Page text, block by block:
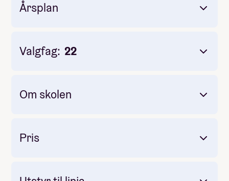
cosplaydistriktene
Studio
Ghibli-museet
Kyoto
Årsplan
Valgfag: 22
Om skolen
Pris